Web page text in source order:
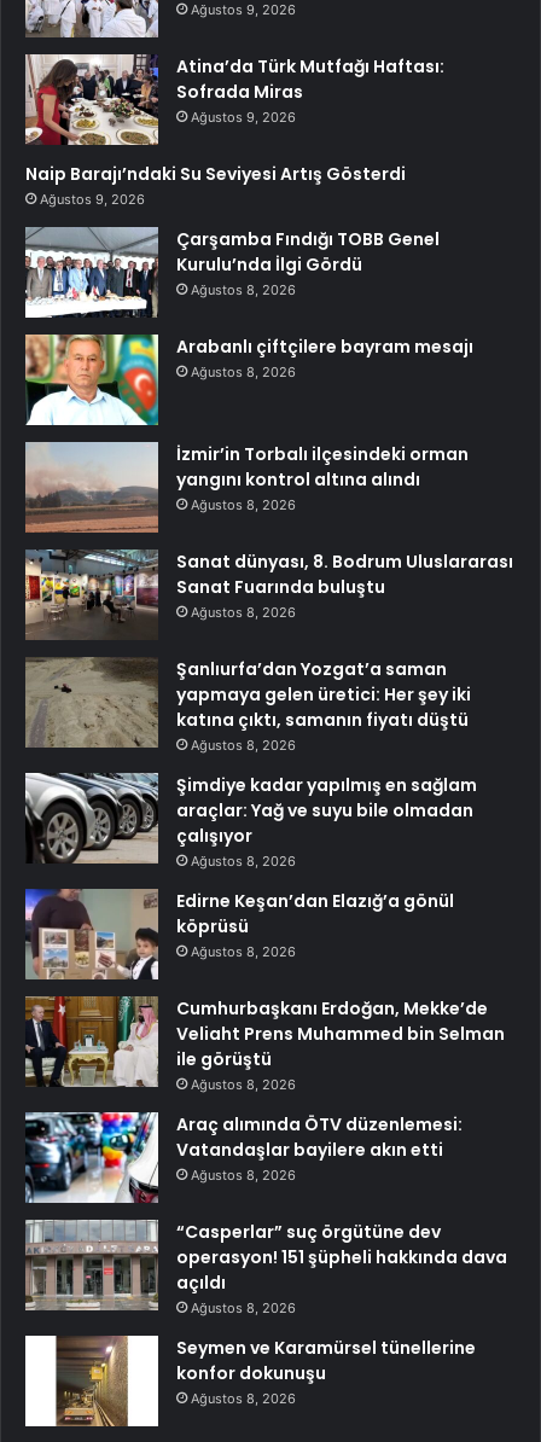
Ağustos 9, 2026
Atina’da Türk Mutfağı Haftası:
Sofrada Miras
Ağustos 9, 2026
Naip Barajı’ndaki Su Seviyesi Artış Gösterdi
Ağustos 9, 2026
Çarşamba Fındığı TOBB Genel
Kurulu’nda İlgi Gördü
Ağustos 8, 2026
Arabanlı çiftçilere bayram mesajı
Ağustos 8, 2026
İzmir’in Torbalı ilçesindeki orman
yangını kontrol altına alındı
Ağustos 8, 2026
Sanat dünyası, 8. Bodrum Uluslararası
Sanat Fuarında buluştu
Ağustos 8, 2026
Şanlıurfa’dan Yozgat’a saman
yapmaya gelen üretici: Her şey iki
katına çıktı, samanın fiyatı düştü
Ağustos 8, 2026
Şimdiye kadar yapılmış en sağlam
araçlar: Yağ ve suyu bile olmadan
çalışıyor
Ağustos 8, 2026
Edirne Keşan’dan Elazığ’a gönül
köprüsü
Ağustos 8, 2026
Cumhurbaşkanı Erdoğan, Mekke’de
Veliaht Prens Muhammed bin Selman
ile görüştü
Ağustos 8, 2026
Araç alımında ÖTV düzenlemesi:
Vatandaşlar bayilere akın etti
Ağustos 8, 2026
“Casperlar” suç örgütüne dev
operasyon! 151 şüpheli hakkında dava
açıldı
Ağustos 8, 2026
Seymen ve Karamürsel tünellerine
konfor dokunuşu
Ağustos 8, 2026